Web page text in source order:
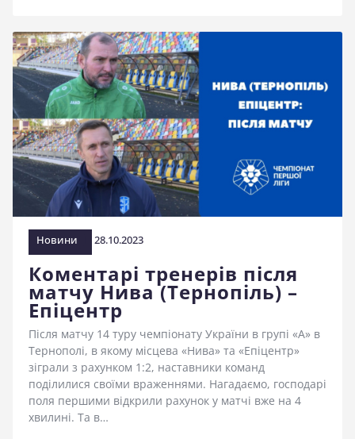
Новини 28.10.2023
Коментарі тренерів після
матчу Нива (Тернопіль) –
Епіцентр
Після матчу 14 туру чемпіонату України в групі «А» в
Тернополі, в якому місцева «Нива» та «Епіцентр»
зіграли з рахунком 1:2, наставники команд
поділилися своїми враженнями. Нагадаємо, господарі
поля першими відкрили рахунок у матчі вже на 4
хвилині. Та в…